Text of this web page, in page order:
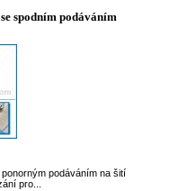
spodním podáváním
podáváním na šití
pro...